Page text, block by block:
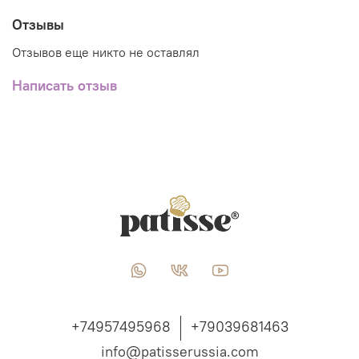
Отзывы
Отзывов еще никто не оставлял
Написать отзыв
+74957495968
+79039681463
info@patisserussia.com